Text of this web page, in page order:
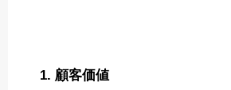
1. 顧客価値